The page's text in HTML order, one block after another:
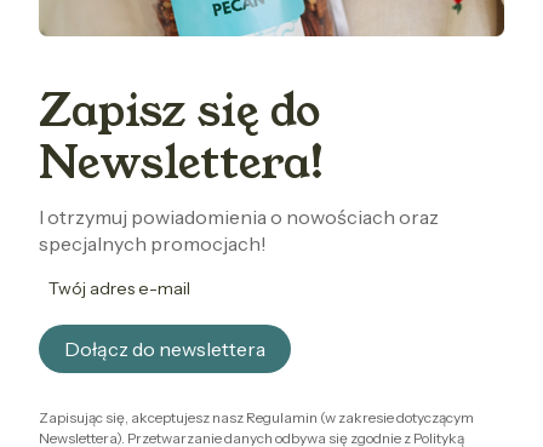
Zapisz się do
Newslettera!
I otrzymuj powiadomienia o nowościach oraz
specjalnych promocjach!
Twój adres e-mail
Dołącz do newslettera
Zapisując się, akceptujesz nasz Regulamin (w zakresie dotyczącym
Newslettera). Przetwarzanie danych odbywa się zgodnie z Polityką